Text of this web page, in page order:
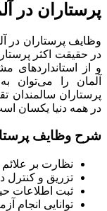
پرستاران در
وظایف پرستاران در
در حقیقت اکثر
و از استانداردهای
آلمان را می‌توان
پرستاران سالمندان
در همه دنیا یکسان
شرح وظایف
نظارت بر علائم
تزریق و کنترل
ثبت اطلاعات
توانایی انجام